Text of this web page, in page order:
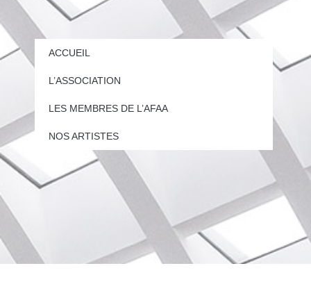
ACCUEIL
L’ASSOCIATION
LES MEMBRES DE L’AFAA
NOS ARTISTES